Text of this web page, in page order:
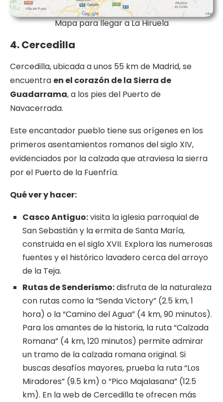
Mapa para llegar a La Hiruela
4. Cercedilla
Cercedilla, ubicada a unos 55 km de Madrid, se
encuentra en el corazón de la Sierra de
Guadarrama, a los pies del Puerto de
Navacerrada.
Este encantador pueblo tiene sus orígenes en los
primeros asentamientos romanos del siglo XIV,
evidenciados por la calzada que atraviesa la sierra
por el Puerto de la Fuenfría.
Quéver yhacer:
Casco Antiguo:visita la iglesia parroquial de
San Sebastián y la ermita de Santa María,
construida en el siglo XVII. Explora las numerosas
fuentes y el histórico lavadero cerca del arroyo
de la Teja.
Rutas de Senderismo:disfruta de la naturaleza
con rutas como la “Senda Victory” (2.5 km, 1
hora) o la “Camino del Agua” (4 km, 90 minutos).
Para los amantes de la historia, la ruta “Calzada
Romana” (4 km, 120 minutos) permite admirar
un tramo de la calzada romana original. Si
buscas desafíos mayores, prueba la ruta “Los
Miradores” (9.5 km) o “Pico Majalasana” (12.5
km). En la web de Cercedilla te ofrecen más